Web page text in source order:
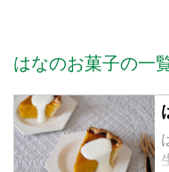
はなのお菓子の一